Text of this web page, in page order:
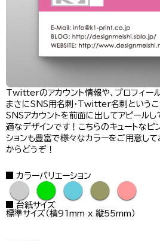
Twitterのアカウント情報や、プロフィー
まさにSNS用名刺・Twitter名刺というこ
SNSアカウントを前面に出してアピール
適なデザインです！こちらのキュートなピ
ションも豊富で様々なカラーをご用意し
からどうぞ！
カラーバリエーション
● ● ● ● ●
台紙サイズ
標準サイズ（横91mm x 縦55mm）